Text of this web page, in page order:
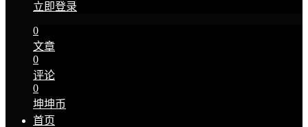
立即登录
0
文章
0
评论
0
坤坤币
首页